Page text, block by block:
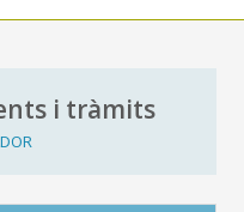
i tràmits